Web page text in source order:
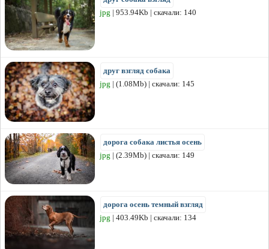
jpg | 953.94Kb | скачали: 140
друг взгляд собака
jpg | (1.08Mb) | скачали: 145
дорога собака листья осень
jpg | (2.39Mb) | скачали: 149
дорога осень темный взгляд
jpg | 403.49Kb | скачали: 134